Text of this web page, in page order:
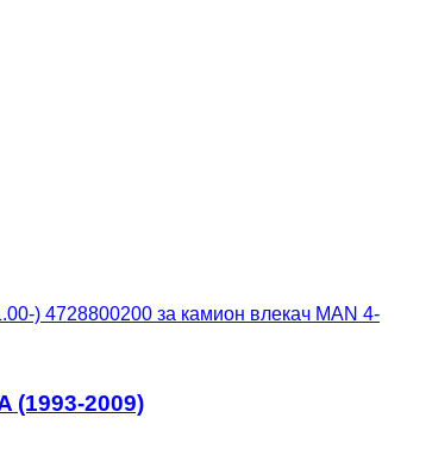
) 4728800200 за камион влекач MAN 4-
(1993-2009)